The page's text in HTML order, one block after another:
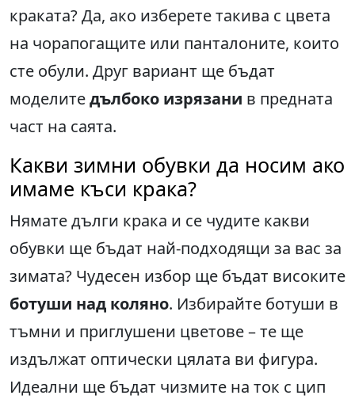
краката? Да, ако изберете такива с цвета
на чорапогащите или панталоните, които
сте обули. Друг вариант ще бъдат
моделитедълбоко изрязани в предната
част на саята.
Какви зимни обувки да носим ако
имаме къси крака?
Нямате дълги крака и се чудите какви
обувки ще бъдат най-подходящи за вас за
зимата? Чудесен избор ще бъдат високите
ботуши над коляно. Избирайте ботуши в
тъмни и приглушени цветове – те ще
издължат оптически цялата ви фигура.
Идеални ще бъдат чизмите на ток с цип